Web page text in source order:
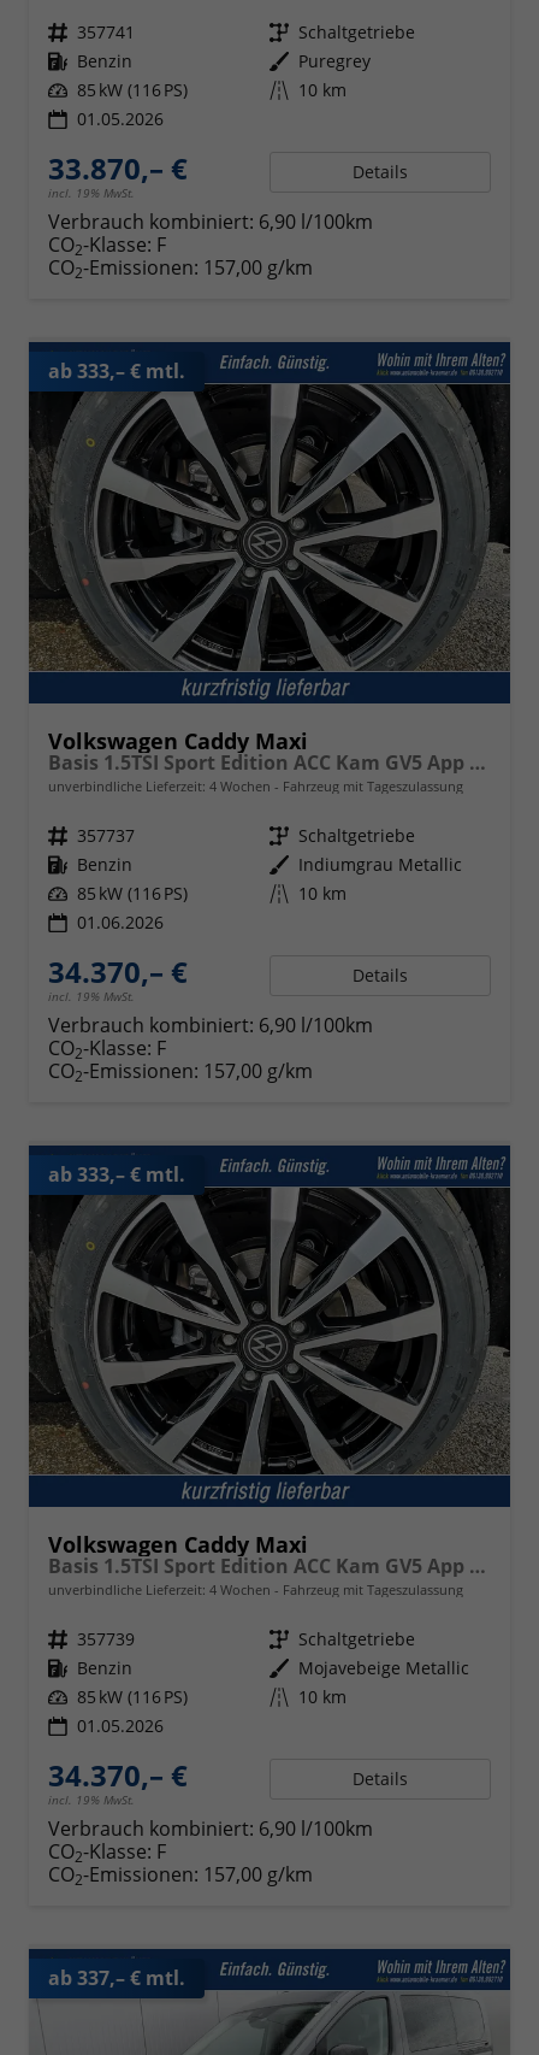
Fahrzeugnr. 357741 Getriebe Schaltgetriebe
Kraftstoff Benzin Außenfarbe Puregrey
Leistung 85 kW (116 PS) Kilometerstand 10 km
01.05.2026
33.870,– €
incl. 19% MwSt.
Details
Verbrauch kombiniert: 6,90 l/100km
CO2-Klasse: F
CO2-Emissionen: 157,00 g/km
ab 333,– € mtl.
Volkswagen Caddy Maxi
Basis 1.5TSI Sport Edition ACC Kam GV5 App AHK Reling
unverbindliche Lieferzeit: 4 Wochen Fahrzeug mit Tageszulassung
Fahrzeugnr. 357737 Getriebe Schaltgetriebe
Kraftstoff Benzin Außenfarbe Indiumgrau Metallic
Leistung 85 kW (116 PS) Kilometerstand 10 km
01.06.2026
34.370,– €
incl. 19% MwSt.
Details
Verbrauch kombiniert: 6,90 l/100km
CO2-Klasse: F
CO2-Emissionen: 157,00 g/km
ab 333,– € mtl.
Volkswagen Caddy Maxi
Basis 1.5TSI Sport Edition ACC Kam GV5 App AHK Reling
unverbindliche Lieferzeit: 4 Wochen Fahrzeug mit Tageszulassung
Fahrzeugnr. 357739 Getriebe Schaltgetriebe
Kraftstoff Benzin Außenfarbe Mojavebeige Metallic
Leistung 85 kW (116 PS) Kilometerstand 10 km
01.05.2026
34.370,– €
incl. 19% MwSt.
Details
Verbrauch kombiniert: 6,90 l/100km
CO2-Klasse: F
CO2-Emissionen: 157,00 g/km
ab 337,– € mtl.